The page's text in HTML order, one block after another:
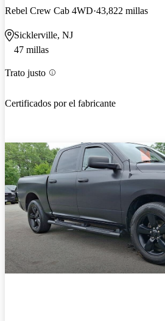
Rebel Crew Cab 4WD 43,822 millas
Sicklerville, NJ
47 millas
Trato justo
Certificados por el fabricante